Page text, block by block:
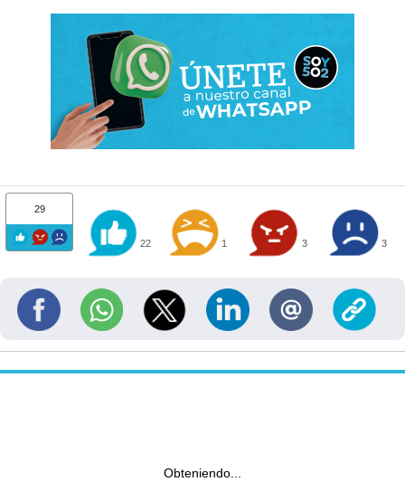
29
22 1 3 3
Obteniendo...